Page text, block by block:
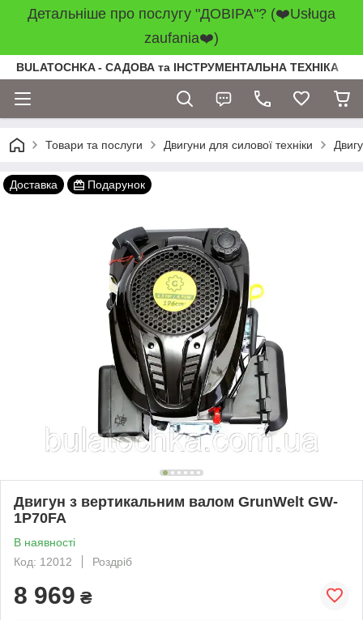
Детальніше про послугу "ДОВІРА"? (❤️Usługa
zaufania❤️)
BULATOCHKA - САДОВА та ІНСТРУМЕНТАЛЬНА ТЕХНІКА
Товари та послуги Двигуни для силової техніки
Доставка Подарунок
Двигун з вертикальним валом GrunWelt GW-
1P70FA
В наявності
Код: 12012
Роздріб
8 969 ₴